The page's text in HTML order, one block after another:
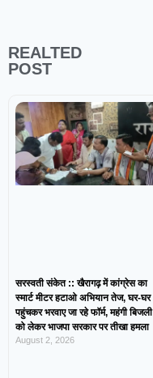
REALTED
POST
सरस्वती संकेत :: खैरागढ़ में कांग्रेस का
स्मार्ट मीटर हटाओ अभियान तेज, घर-घर
पहुंचकर भरवाए जा रहे फॉर्म, महंगी बिजली
को लेकर भाजपा सरकार पर तीखा हमला
August 2, 2026